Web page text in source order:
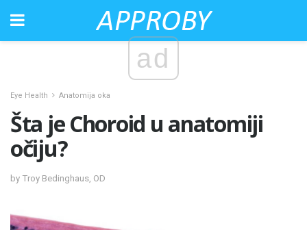
ad
Eye Health Anatomija oka
Šta je Choroid u anatomiji
očiju?
by Troy Bedinghaus, OD